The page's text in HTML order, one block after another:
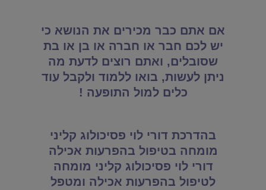
אם אתם כבר מכירים את הנושא כי
יש לכם חבר או חברה או בן או בת
שסובלים, ואתם רוצים לדעת מה
ניתן לעשות, בואו ללמוד ולקבל עוד
כלים למול התופעה !
בהדרכת דורי לוי פסיכולוג קליני
מומחה בטיפול בהפרעות אכילה
דורי לוי פסיכולוג קליני מומחה
לטיפול בהפרעות אכילה ומטפל